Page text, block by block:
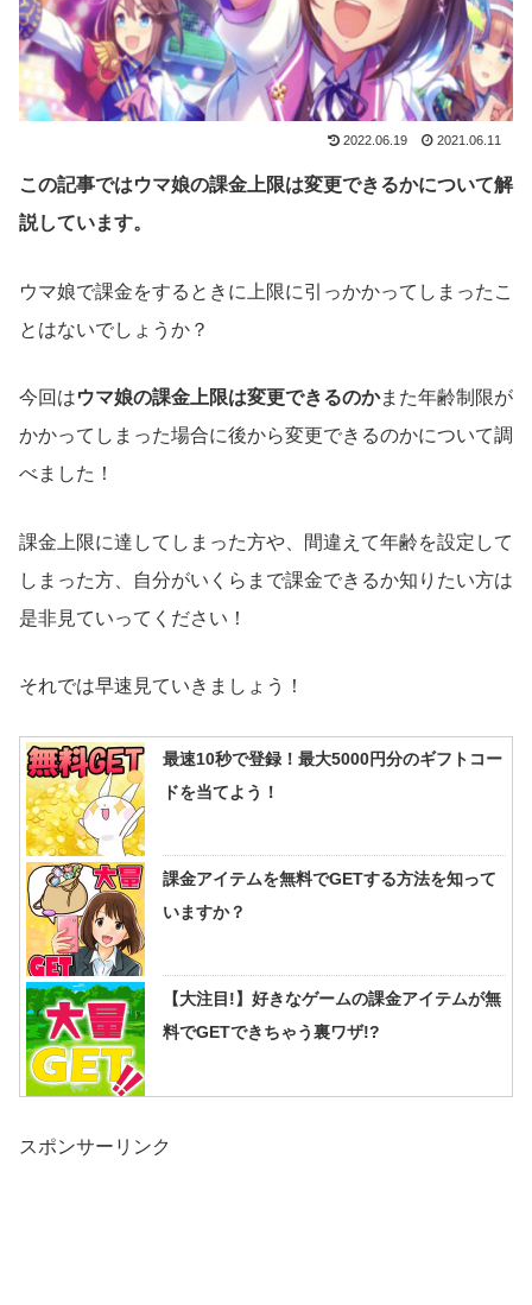
2022.06.19 2021.06.11
この記事ではウマ娘の課金上限は変更できるかについて解
説しています。
ウマ娘で課金をするときに上限に引っかかってしまったこ
とはないでしょうか？
今回はウマ娘の課金上限は変更できるのかまた年齢制限が
かかってしまった場合に後から変更できるのかについて調
べました！
課金上限に達してしまった方や、間違えて年齢を設定して
しまった方、自分がいくらまで課金できるか知りたい方は
是非見ていってください！
それでは早速見ていきましょう！
最速10秒で登録！最大5000円分のギフトコー
ドを当てよう！
課金アイテムを無料でGETする方法を知って
いますか？
【大注目!】好きなゲームの課金アイテムが無
料でGETできちゃう裏ワザ!?
スポンサーリンク